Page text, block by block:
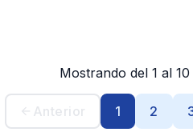
Mostrando del 1 al
Anterior 1 2